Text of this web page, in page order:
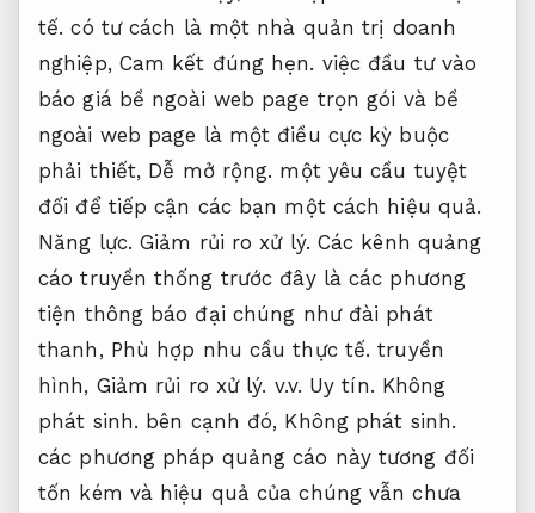
tế. có tư cách là một nhà quản trị doanh
nghiệp, Cam kết đúng hẹn. việc đầu tư vào
báo giá bề ngoài web page trọn gói và bề
ngoài web page là một điều cực kỳ buộc
phải thiết, Dễ mở rộng. một yêu cầu tuyệt
đối để tiếp cận các bạn một cách hiệu quả.
Năng lực. Giảm rủi ro xử lý. Các kênh quảng
cáo truyền thống trước đây là các phương
tiện thông báo đại chúng như đài phát
thanh, Phù hợp nhu cầu thực tế. truyền
hình, Giảm rủi ro xử lý. v.v. Uy tín. Không
phát sinh. bên cạnh đó, Không phát sinh.
các phương pháp quảng cáo này tương đối
tốn kém và hiệu quả của chúng vẫn chưa